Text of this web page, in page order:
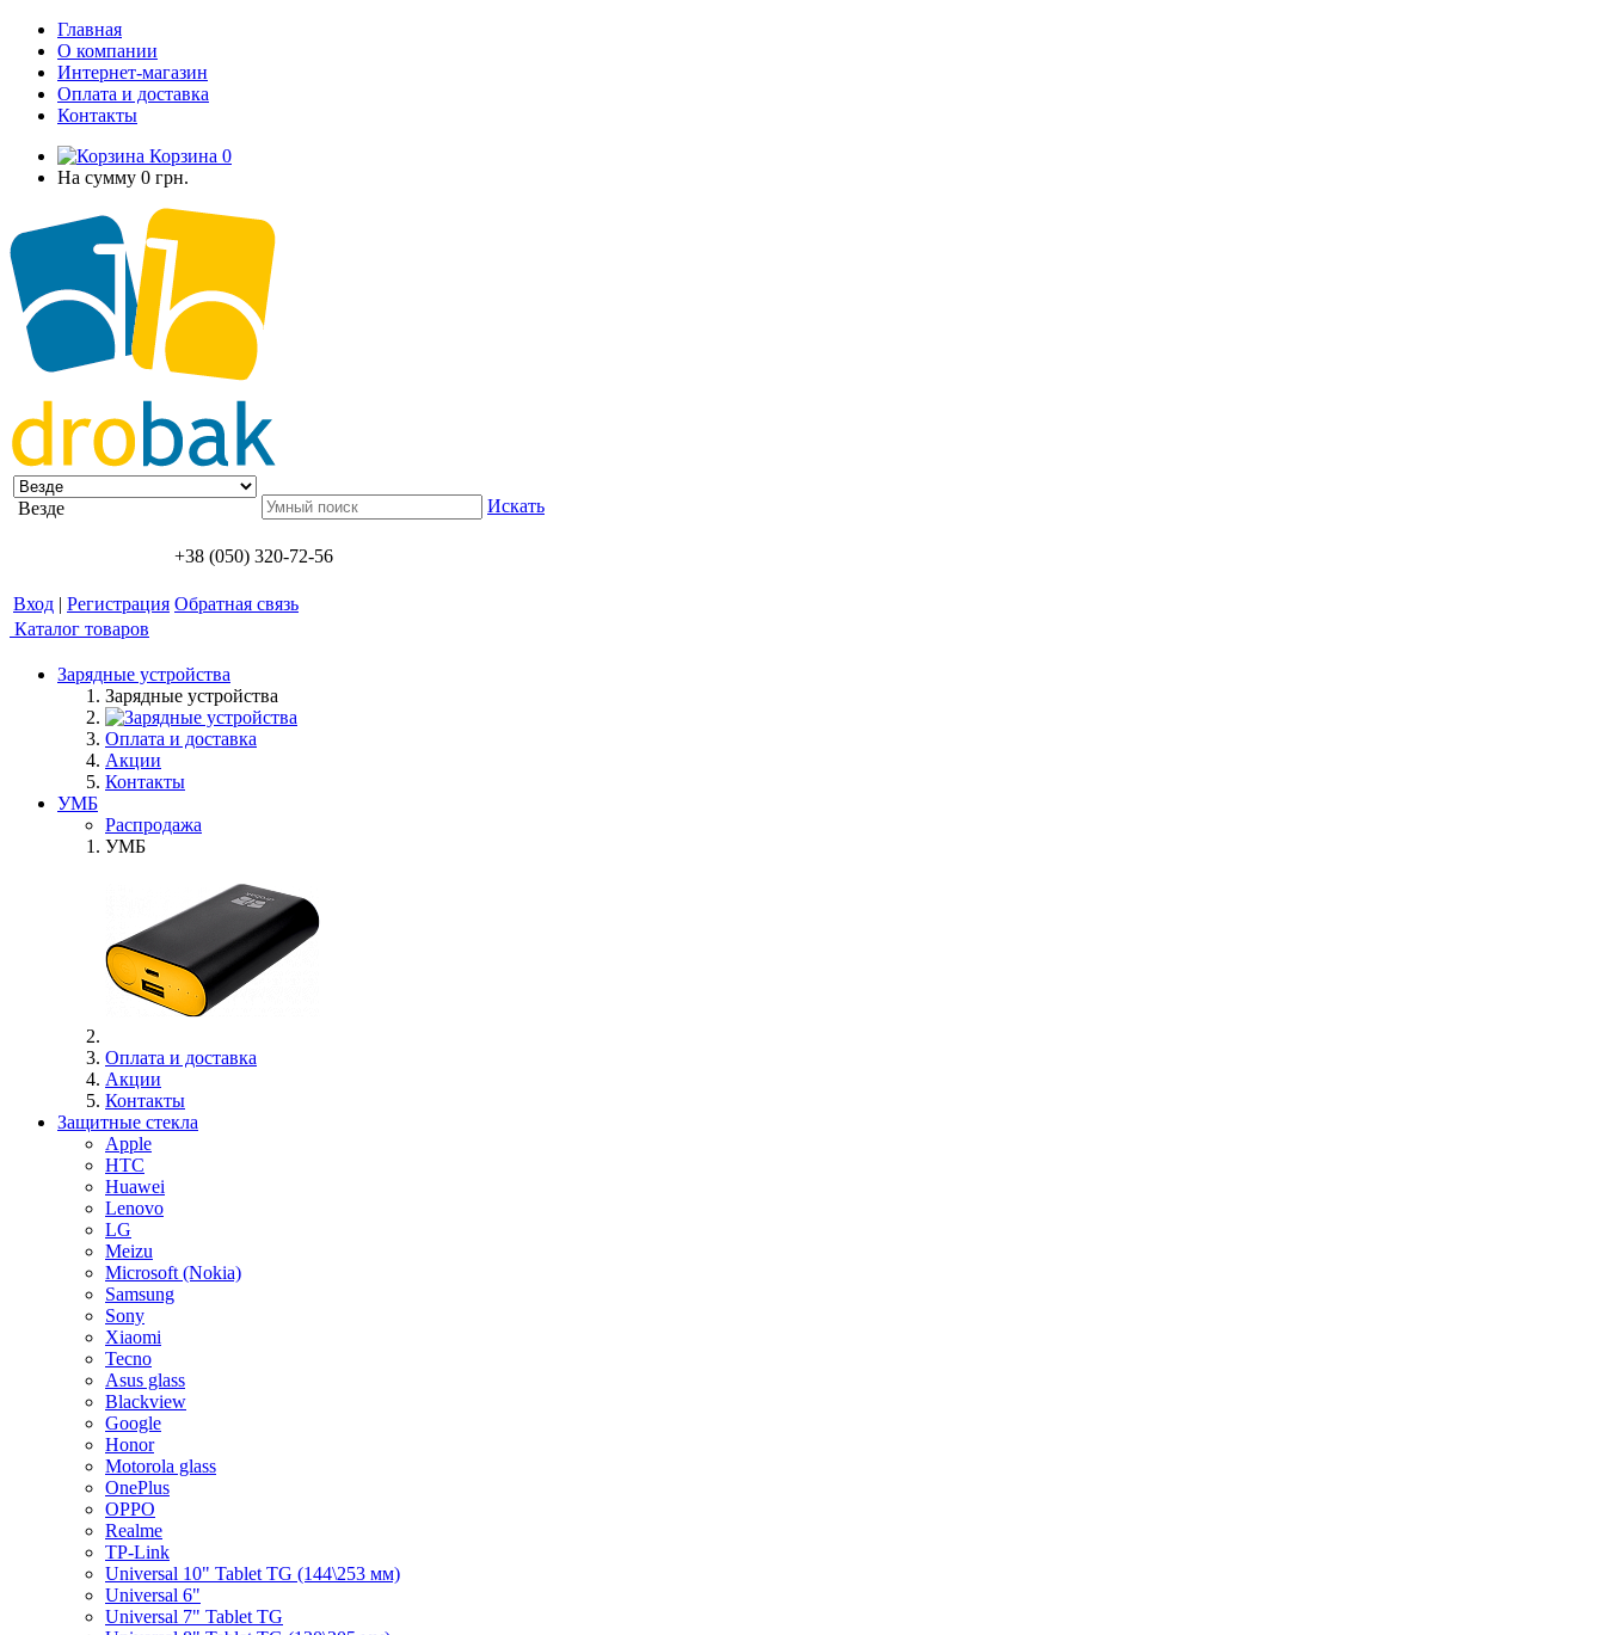
Главная
О компании
Интернет-магазин
Оплата и доставка
Контакты
Корзина 0
На сумму 0 грн.
Везде Искать
+38 (050) 320-72-56
Вход | Регистрация Обратная связь
Каталог товаров
Зарядные устройства
Зарядные устройства
Оплата и доставка
Акции
Контакты
УМБ
Распродажа
УМБ
Оплата и доставка
Акции
Контакты
Защитные стекла
Apple
HTC
Huawei
Lenovo
LG
Meizu
Microsoft (Nokia)
Samsung
Sony
Xiaomi
Tecno
Asus glass
Blackview
Google
Honor
Motorola glass
OnePlus
OPPO
Realme
TP-Link
Universal 10" Tablet TG (144\253 мм)
Universal 6"
Universal 7" Tablet TG